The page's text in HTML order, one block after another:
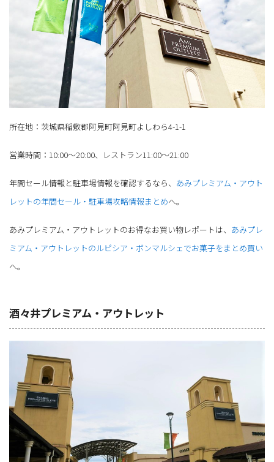
所在地：茨城県稲敷郡阿見町阿見町よしわら4-1-1
営業時間：10:00～20:00、レストラン11:00～21:00
年間セール情報と駐車場情報を確認するなら、 あみプレミアム・アウト
レットの年間セール・駐車場攻略情報まとめへ。
あみプレミアム・アウトレットのお得なお買い物レポートは、 あみプレ
ミアム・アウトレットのルピシア・ボンマルシェでお菓子をまとめ買い
へ。
酒々井プレミアム・アウトレット